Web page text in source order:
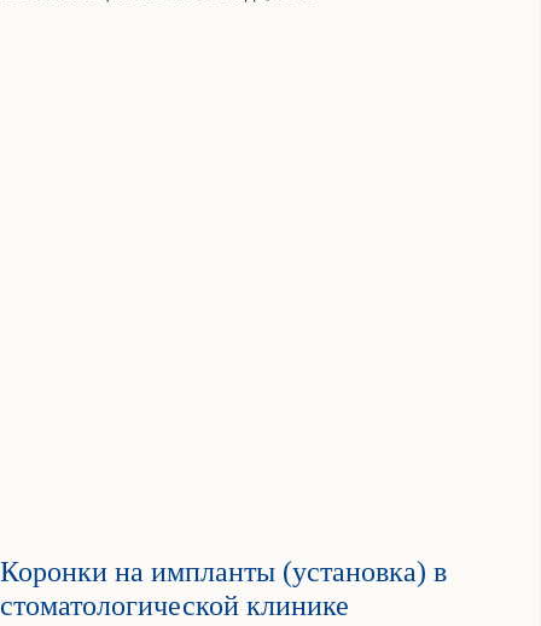
Коронки на импланты (установка) в
стоматологической клинике